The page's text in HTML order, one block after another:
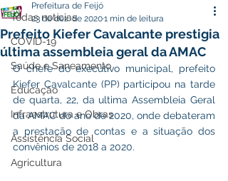
Todas notícias
COVID-19
Saúde e Saneamento
Educação
Infraestrutura e Obras
Assistência Social
Agricultura
Prefeito Kiefer Cavalcante prestigia
última assembleia geral da AMAC
Prefeitura de Feijó
23 de dez. de 20201 min de leitura
O chefe do executivo municipal, prefeito
Kiefer Cavalcante (PP) participou na tarde
de quarta, 22, da ultima Assembleia Geral
da AMAC do ano de 2020, onde debateram
a prestação de contas e a situação dos
convênios de 2018 a 2020.